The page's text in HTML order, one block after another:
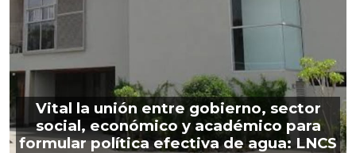
Vital la unión entre gobierno, sector
social, económico y académico para
formular política efectiva de agua: LNCS